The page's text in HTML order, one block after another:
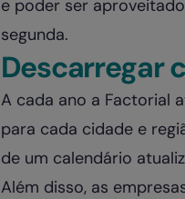
e poder ser
segunda.
Descarregar
A cada ano a Factorial
para cada cidade e
de um calendário
Além disso, as